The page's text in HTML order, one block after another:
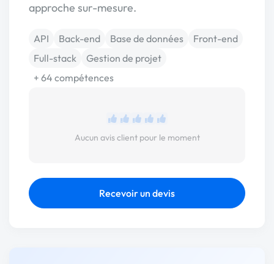
approche sur-mesure.
API Back-end Base de données
Front-end
Full-stack
Gestion de projet
+ 64 compétences
Aucun avis client pour le moment
Recevoir un devis